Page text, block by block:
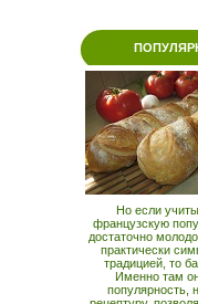
Но если
французскую
достаточно
практически
традицией, то
Именно там
популярность,